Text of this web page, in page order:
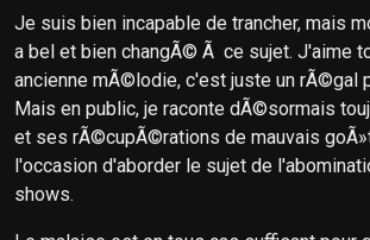
Je suis bien incapable de trancher, mais
a bel et bien changÃ© Ã ce sujet. J'aime
ancienne mÃ©lodie, c'est juste un rÃ©gal
Mais en public, je raconte dÃ©sormais
et ses rÃ©cupÃ©rations de mauvais
l'occasion d'aborder le sujet de
shows.